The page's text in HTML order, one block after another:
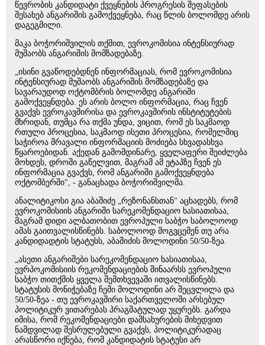
წევრობის კანდიდატი ქვეყნების პროგრესის შეფასების
შესახებ ანგარიშის გამოქვეყნება, რაც წლის ბოლომდე არის
დაგეგმილი.
მაკა ბოჭორიშვილის თქმით, ევროკომისია ინტენსიურად
მუშაობს ანგარიშის მომზადებაზე.
„ისინი გვაწოდებდნენ ინფორმაციას, რომ ევროკომისია
ინტენსიურად მუშაობს ანგარიშის მომზადებაზე და
სავარაუდოდ ოქტომბრის ბოლომდე ანგარიში
გამოქვეყნდება. ეს არის ბოლო ინფორმაცია, რაც ჩვენ
გვაქვს ევროკავშირისა და ევროკავშირის ინსტიტუტების
მხრიდან, თუმცა რა თქმა უნდა, ვიცით, რომ ეს საკმაოდ
რთული პროცესია, საკმაოდ ისეთი პროცესია, რომელშიც
საჭიროა მრავალი ინფორმაციის მოძიება სხვადასხვა
წყაროებიდან. აქედან გამომდინარე, ყველაფერი შეიძლება
მოხდეს, დროში გაწელვით, მაგრამ ამ ეტაპზე ჩვენ ეს
ინფორმაცია გვაქვს, რომ ანგარიში გამოქვეყნდება
ოქტომბერში", - განაცხადა ბოჭორიშვილმა.
ანალიტიკოსი გია აბაშიძე „რეზონანსთან" აცხადებს, რომ
ევროკომისიის ანგარიში სარეკომენდაციო ხასიათისაა,
მაგრამ დიდი ალბათობით ევროპული საბჭო საბოლოოდ
ამას გაითვალისწინებს. საბოლოოდ მოგვცემენ თუ არა
კანდიდადტის სტატუსს, აბაშიძის მოლოდინი 50/50-ზეა.
„ასეთი ანგარიშები სარეკომენდაციო ხასიათისაა,
ევრპოკომისიის რეკომენდაციების შინაარსს ევროპული
საბჭო თითქმის ყველა შემთხვევაში ითვალისწინებს.
სტატუსის მონიჭებაზე ჩემი მოლოდინი არ შეცვლილა და
50/50-ზეა - თუ ევროკავშირი საქართველოში არსებულ
პოლიტიკურ ვითარებას პრაგმატულად უყურებს. გარდა
იმისა, რომ რეკომენდაციები დამსახურების მიხედვით
ნამდვილად შესრულებული გვაქვს, პოლიტიკურადაც
არასწორი იქნება, რომ კანდიდატის სტატუსი არ